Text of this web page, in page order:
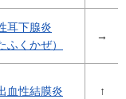
耳下腺炎
ふくかぜ）
→
血性結膜炎 ↑